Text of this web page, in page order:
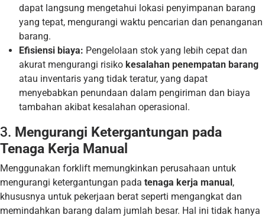
dapat langsung mengetahui lokasi penyimpanan barang
yang tepat, mengurangi waktu pencarian dan penanganan
barang.
Efisiensi biaya: Pengelolaan stok yang lebih cepat dan
akurat mengurangi risiko kesalahan penempatan barang
atau inventaris yang tidak teratur, yang dapat
menyebabkan penundaan dalam pengiriman dan biaya
tambahan akibat kesalahan operasional.
3. Mengurangi Ketergantungan pada
Tenaga Kerja Manual
Menggunakan forklift memungkinkan perusahaan untuk
mengurangi ketergantungan pada tenaga kerja manual,
khususnya untuk pekerjaan berat seperti mengangkat dan
memindahkan barang dalam jumlah besar. Hal ini tidak hanya